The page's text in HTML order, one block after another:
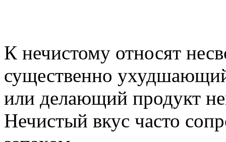
К нечистому относят
существенно ухудшающий
или делающий продукт
Нечистый вкус часто